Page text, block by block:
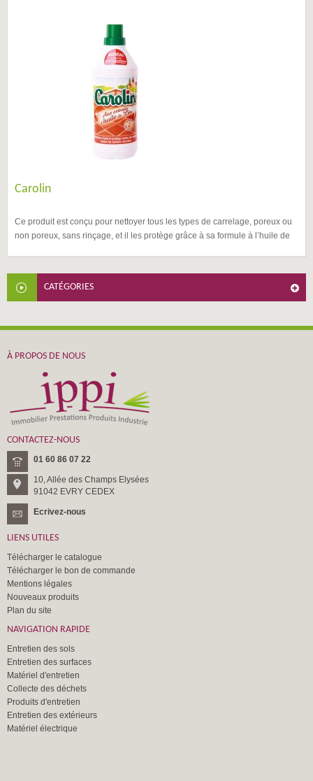
Carolin
Ce produit est conçu pour nettoyer tous les types de carrelage, poreux ou
non poreux, sans rinçage, et il les protège grâce à sa formule à l’huile de
CATÉGORIES
À PROPOS DE NOUS
CONTACTEZ-NOUS
01 60 86 07 22
10, Allée des Champs Elysées
91042 EVRY CEDEX
Ecrivez-nous
LIENS UTILES
Télécharger le catalogue
Télécharger le bon de commande
Mentions légales
Nouveaux produits
Plan du site
NAVIGATION RAPIDE
Entretien des sols
Entretien des surfaces
Matériel d'entretien
Collecte des déchets
Produits d'entretien
Entretien des extérieurs
Matériel électrique